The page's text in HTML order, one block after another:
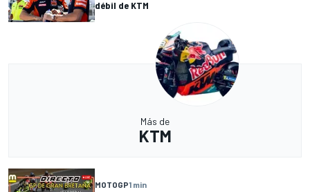
débil de KTM
Más de
KTM
MOTOGP1 min